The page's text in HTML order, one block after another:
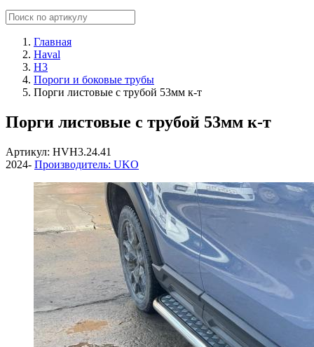
Главная
Haval
H3
Пороги и боковые трубы
Порги листовые с трубой 53мм к-т
Порги листовые с трубой 53мм к-т
Артикул: HVH3.24.41
2024- Производитель: UKO